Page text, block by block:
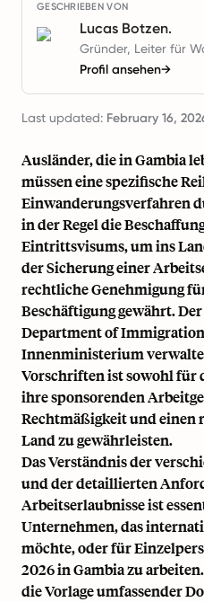
GESCHRIEBEN VON
Lucas Botzen.
Gründer, Leiter für
Profil ansehen→
Last updated: February 16,
Ausländer, die in Gambia
müssen eine spezifische
Einwanderungsverfahren
in der Regel die
Eintrittsvisums, um ins
der Sicherung einer
rechtliche Genehmigung
Beschäftigung gewährt.
Department of
Innenministerium
Vorschriften ist sowohl für
ihre sponsorenden
Rechtmäßigkeit und einen
Land zu gewährleisten.
Das Verständnis der
und der detaillierten
Arbeitserlaubnisse ist
Unternehmen, das
möchte, oder für
2026 in Gambia zu
die Vorlage umfassender